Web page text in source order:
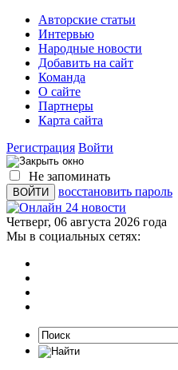
Авторские статьи
Интервью
Народные новости
Добавить на сайт
Команда
О сайте
Партнеры
Карта сайта
Регистрация Войти
Не запоминать
восстановить пароль
Четверг, 06 августа 2026 года
Мы в социальных сетях: